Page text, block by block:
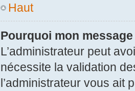
Haut
Pourquoi mon
L’administrateur peut
nécessite la validation
l’administrateur vous ait